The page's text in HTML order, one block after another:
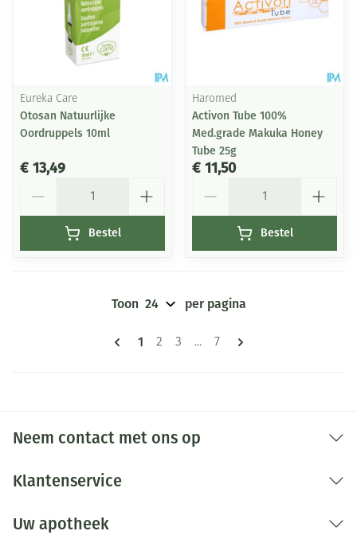
Eureka Care
Otosan Natuurlijke
Oordruppels 10ml
€ 13,49
Bestel
Haromed
Activon Tube 100%
Med.grade Makuka Honey
Tube 25g
€ 11,50
Bestel
Pagina's
U lees momenteel pagina
1 Pagina
2 Pagina
3 ... Pagina
7
Toon per pagina
Neem contact met ons op
Klantenservice
Uw apotheek